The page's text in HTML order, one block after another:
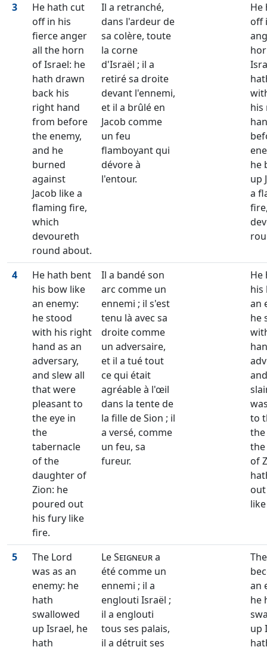
3
He hath cut
off in his
fierce anger
all the horn
of Israel: he
hath drawn
back his
right hand
from before
the enemy,
and he
burned
against
Jacob like a
flaming fire,
which
devoureth
round about.
Il a retranché,
dans l'ardeur de
sa colère, toute
la corne
d'Israël ; il a
retiré sa droite
devant l'ennemi,
et il a brûlé en
Jacob comme
un feu
flamboyant qui
dévore à
l'entour.
He
off
his
he
up
a
4
He hath bent
his bow like
an enemy:
he stood
with his right
hand as an
adversary,
and slew all
that were
pleasant to
the eye in
the
tabernacle
of the
daughter of
Zion: he
poured out
his fury like
fire.
Il a bandé son
arc comme un
ennemi ; il s'est
tenu là avec sa
droite comme
un adversaire,
et il a tué tout
ce qui était
agréable à l'œil
dans la tente de
la fille de Sion ; il
a versé, comme
un feu, sa
fureur.
He
his
an
he
to
of
5
The Lord
was as an
enemy: he
hath
swallowed
up Israel, he
hath
LeSeigneura
été comme un
ennemi ; il a
englouti Israël ;
il a englouti
tous ses palais,
il a détruit ses
an
he
up